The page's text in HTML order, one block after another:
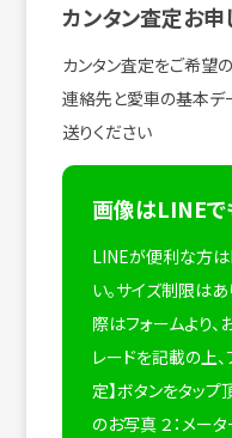
カンタン査定お申
カンタン査定をご希望
連絡先と愛車の基本デ
送りください
画像はLINEで
LINEが便利な方は
い。サイズ制限はあ
際はフォームより、
レードを記載の上
定】ボタンをタッ
のお写真 ２：メー